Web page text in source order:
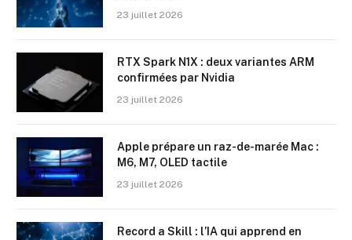
23 juillet 2026
RTX Spark N1X : deux variantes ARM
confirmées par Nvidia
23 juillet 2026
Apple prépare un raz-de-marée Mac :
M6, M7, OLED tactile
23 juillet 2026
Record a Skill : l’IA qui apprend en